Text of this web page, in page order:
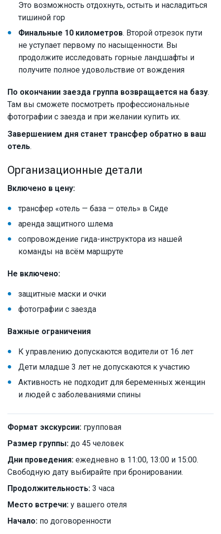
Это возможность отдохнуть, остыть и насладиться
тишиной гор
Финальные 10 километров. Второй отрезок пути
не уступает первому по насыщенности. Вы
продолжите исследовать горные ландшафты и
получите полное удовольствие от вождения
По окончании заезда группа возвращается на базу.
Там вы сможете посмотреть профессиональные
фотографии с заезда и при желании купить их.
Завершением дня станет трансфер обратно в ваш
отель.
Организационные детали
Включено в цену:
трансфер «отель — база — отель» в Сиде
аренда защитного шлема
сопровождение гида-инструктора из нашей
команды на всём маршруте
Не включено:
защитные маски и очки
фотографии с заезда
Важные ограничения
К управлению допускаются водители от 16 лет
Дети младше 3 лет не допускаются к участию
Активность не подходит для беременных женщин
и людей с заболеваниями спины
Формат экскурсии: групповая
Размер группы: до 45 человек
Дни проведения: ежедневно в 11:00, 13:00 и 15:00.
Свободную дату выбирайте при бронировании.
Продолжительность: 3 часа
Место встречи: у вашего отеля
Начало: по договоренности